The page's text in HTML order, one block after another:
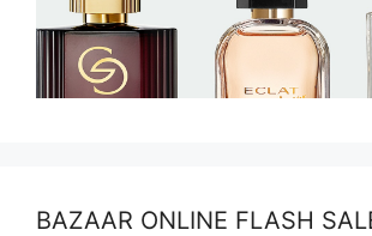
BAZAAR ONLINE FLASH